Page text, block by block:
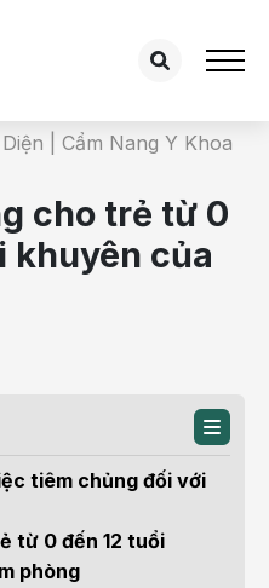
| Cẩm Nang Y Khoa
cho trẻ từ 0
khuyên của
tiêm chủng đối với
từ 0 đến 12 tuổi
phòng